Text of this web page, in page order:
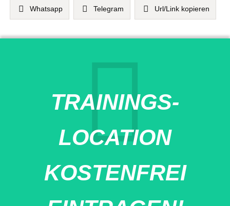
Whatsapp Telegram Url/Link kopieren
TRAININGS-
LOCATION
KOSTENFREI